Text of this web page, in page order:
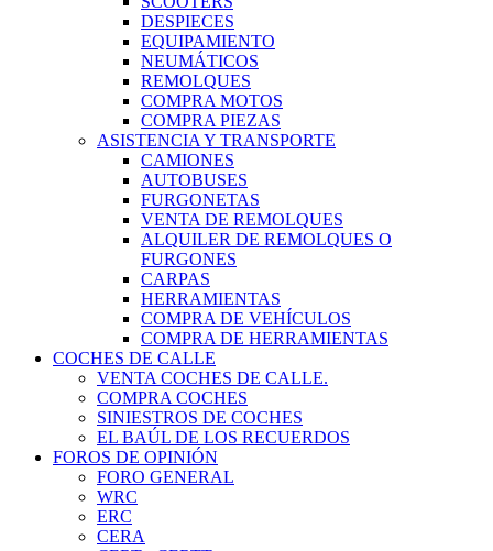
DESPIECES
EQUIPAMIENTO
NEUMÁTICOS
REMOLQUES
COMPRA MOTOS
COMPRA PIEZAS
ASISTENCIA Y TRANSPORTE
CAMIONES
AUTOBUSES
FURGONETAS
VENTA DE REMOLQUES
ALQUILER DE REMOLQUES O
FURGONES
CARPAS
HERRAMIENTAS
COMPRA DE VEHÍCULOS
COMPRA DE HERRAMIENTAS
COCHES DE CALLE
VENTA COCHES DE CALLE.
COMPRA COCHES
SINIESTROS DE COCHES
EL BAÚL DE LOS RECUERDOS
FOROS DE OPINIÓN
FORO GENERAL
WRC
ERC
CERA